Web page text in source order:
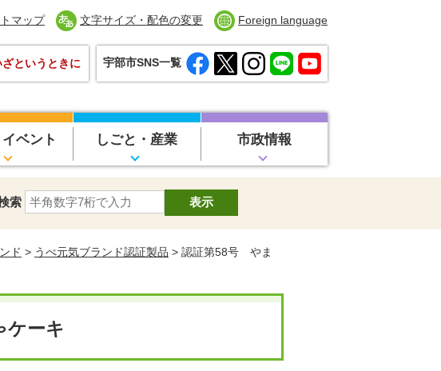
マップ 文字サイズ・配色の変更 Foreign language
ざというときに 宇部市SNS一覧
ベント しごと・産業 市政情報
索
ド > うべ元気ブランド認証製品 > 認証第58号 やま
ーキ